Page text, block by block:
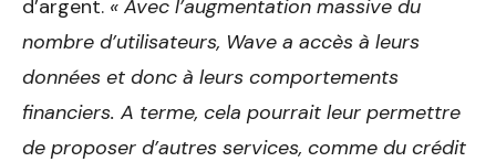
d’argent. « Avec l’augmentation massive du
nombre d’utilisateurs, Wave a accès à leurs
données et donc à leurs comportements
financiers. A terme, cela pourrait leur permettre
de proposer d’autres services, comme du crédit